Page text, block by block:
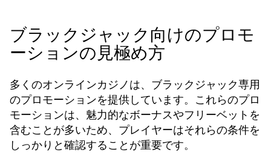
ブラックジャック向けのプロモ
ーションの見極め方
多くのオンラインカジノは、ブラックジャック専用
のプロモーションを提供しています。これらのプロ
モーションは、魅力的なボーナスやフリーベットを
含むことが多いため、プレイヤーはそれらの条件を
しっかりと確認することが重要です。